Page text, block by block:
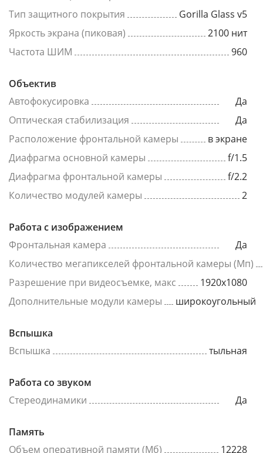
Тип защитного покрытия
Gorilla Glass v5
Яркость экрана (пиковая)
2100 нит
Частота ШИМ
960
Объектив
Автофокусировка
Да
Оптическая стабилизация
Да
Расположение фронтальной камеры
в экране
Диафрагма основной камеры
f/1.5
Диафрагма фронтальной камеры
f/2.2
Количество модулей камеры
2
Работа с изображением
Фронтальная камера
Да
Количество мегапикселей фронтальной камеры (Мп)
Разрешение при видеосъемке, макс
1920x1080
Дополнительные модули камеры
широкоугольный
Вспышка
Вспышка
тыльная
Работа со звуком
Стереодинамики
Да
Память
Объем оперативной памяти (Мб)
12228